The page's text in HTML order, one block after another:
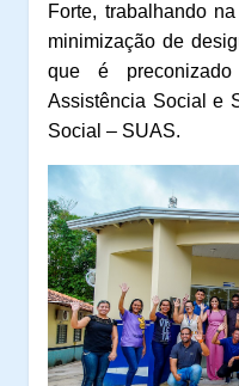
Forte, trabalhando
minimização de
que é
Assistência Social e
Social – SUAS.